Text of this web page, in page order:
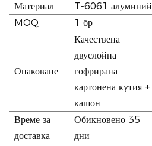
Материал
T-6061 алуминий
MOQ
1 бр
Опаковане
Качествена
двуслойна
гофрирана
картонена кутия +
кашон
Време за
доставка
Обикновено 35
дни